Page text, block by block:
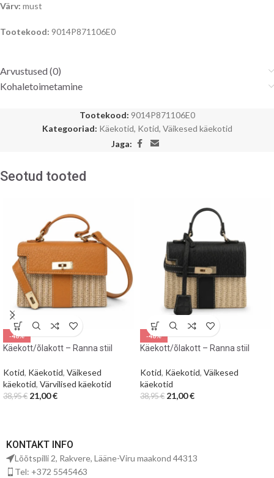
Värv: must
Tootekood: 9014P871106E0
Arvustused (0)
Kohaletoimetamine
Tootekood: 9014P871106E0
Kategooriad: Käekotid, Kotid, Väikesed käekotid
Jaga:
Seotud tooted
-46%
Käekott/õlakott – Ranna stiil
Kotid, Käekotid, Väikesed
käekotid, Värvilised käekotid
38,95€ 21,00€
-46%
Käekott/õlakott – Ranna stiil
Kotid, Käekotid, Väikesed
käekotid
38,95€ 21,00€
KONTAKT INFO
Lõõtspilli 2, Rakvere, Lääne-Viru maakond 44313
Tel: +372 5545463